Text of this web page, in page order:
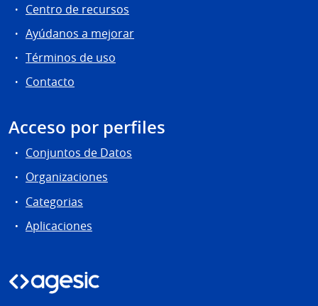
Centro de recursos
Ayúdanos a mejorar
Términos de uso
Contacto
Acceso por perfiles
Conjuntos de Datos
Organizaciones
Categorias
Aplicaciones